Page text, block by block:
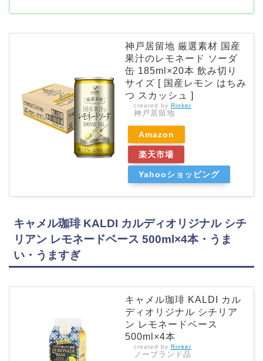
神戸居留地 厳選素材 国産
果汁のレモネード ソーダ
缶 185ml×20本 飲み切り
サイズ [ 国産レモン はちみ
つ スカッシュ ]
created by Rinker
神戸居留地
Amazon
楽天市場
Yahooショッピング
キャメル珈琲 KALDI カルディオリジナル シチ
リアン レモネードベース 500ml×4本・うま
い・うますぎ
キャメル珈琲 KALDI カル
ディオリジナル シチリア
ン レモネードベース
500ml×4本
created by Rinker
ノーブランド品